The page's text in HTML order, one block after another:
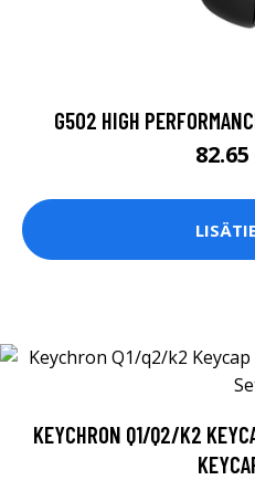
G502 HIGH
KEYCHRON Q1/Q2/K2